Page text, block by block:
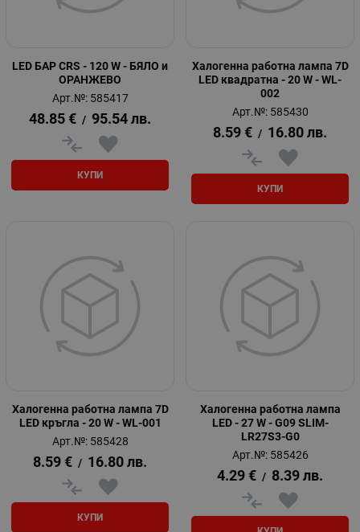
LED БАР CRS - 120 W - БЯЛO и
ОРАНЖЕВО
Арт.№: 585417
48.85 € / 95.54 лв.
КУПИ
Халогенна работна лампа 7D
LED квадратна - 20 W - WL-
002
Арт.№: 585430
8.59 € / 16.80 лв.
КУПИ
Халогенна работна лампа 7D
LED кръгла - 20 W - WL-001
Арт.№: 585428
8.59 € / 16.80 лв.
КУПИ
Халогенна работна лампа
LED - 27 W - G09 SLIM-
LR27S3-G0
Арт.№: 585426
4.29 € / 8.39 лв.